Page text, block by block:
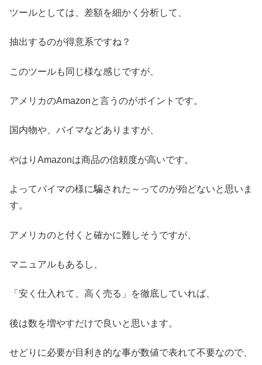
ツールとしては、差額を細かく分析して、
抽出するのが得意系ですね？
このツールも同じ様な感じですが、
アメリカのAmazonと言うのがポイントです。
国内物や、バイマなどありますが、
やはりAmazonは商品の信頼度が高いです。
よってバイマの様に騙された～ってのが殆どないと思いま
す。
アメリカのと付くと確かに難しそうですが、
マニュアルもあるし、
「安く仕入れて、高く売る」を徹底していれば、
後は数を増やすだけで良いと思います。
せどりに必要が目利き的な事が数値で表れて不要なので、